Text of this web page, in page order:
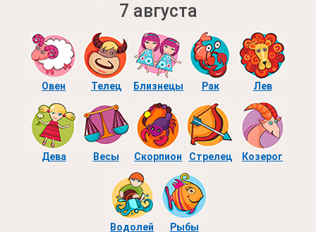
7 августа
Овен Телец Близнецы Рак Лев
Дева Весы Скорпион Стрелец Козерог
Водолей Рыбы